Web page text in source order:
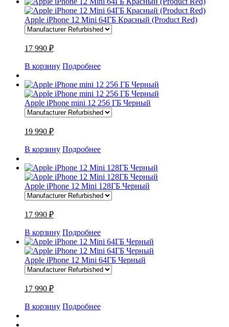
Apple iPhone 12 Mini 64ГБ Красный (Product Red)
17 990 ₽
В корзину Подробнее
Apple iPhone mini 12 256 ГБ Черный
19 990 ₽
В корзину Подробнее
Apple iPhone 12 Mini 128ГБ Черный
17 990 ₽
В корзину Подробнее
Apple iPhone 12 Mini 64ГБ Черный
17 990 ₽
В корзину Подробнее